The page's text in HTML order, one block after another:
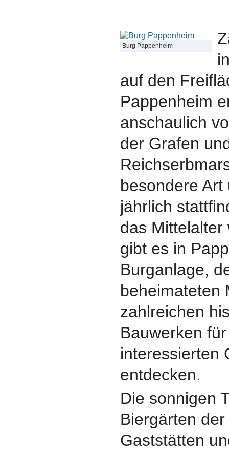
Burg Pappenheim
auf den
Pappenheim
anschaulich
der Grafen
besondere
jährlich
das Mittelalter
gibt es in
Burganlage,
beheimateten
zahlreichen
Bauwerken
interessierten
entdecken.
Die sonnigen
Biergärten
Gaststätten